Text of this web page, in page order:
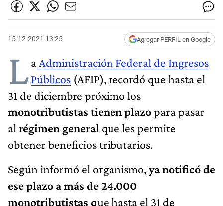
15-12-2021 13:25 Agregar PERFIL en Google
La Administración Federal de Ingresos
Públicos (AFIP), recordó que hasta el
31 de diciembre próximo los
monotributistas tienen plazopara pasar
al régimen general que les permite
obtener beneficios tributarios.
Según informó el organismo,ya notificó de
ese plazo a más de 24.000
monotributistas que hasta el 31 de